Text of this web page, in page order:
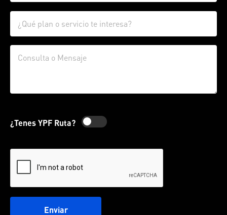
¿Tenes YPF Ruta?
Enviar